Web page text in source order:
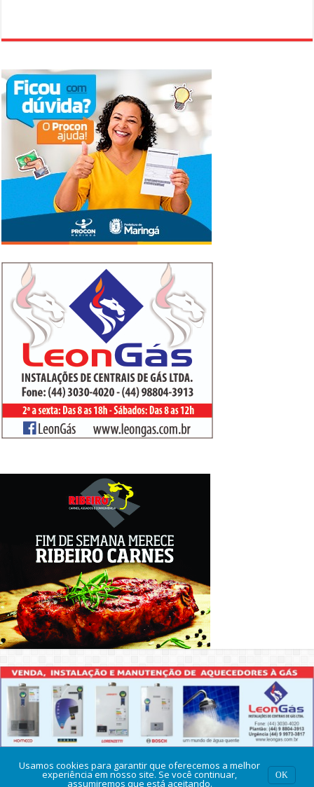
Usamos cookies para garantir que oferecemos a melhor
experiência em nosso site. Se você continuar,
assumiremos que está aceitando.
OK